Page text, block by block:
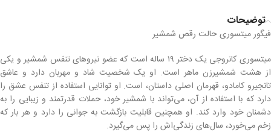
توضیحات
فیگور میتسوری حالت رقص شمشیر
میتسوری کانروجی یک دختر ۱۹ ساله است که عضو نیروهای تنفس شمشیر و یکی
از هشت شمشیرزن ماهر است. او یک شخصیت شاد و مهربان دارد و عاشق
تانجیرو کامادو، قهرمان اصلی داستان، است. او توانایی استفاده از تنفس عشق را
دارد که با استفاده از آن، می‌تواند با شمشیر خود، حملات قدرتمند و زیبایی را به
دشمنان خود وارد کند. او همچنین قابلیت بازگشت به جوانی را دارد و هر بار که
زخم می‌خورد، سال‌های زندگی‌اش را پس می‌گیرد.